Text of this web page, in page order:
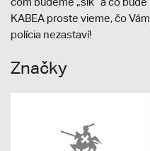
KABEA proste vieme, čo
polícia nezastaví!
Značky